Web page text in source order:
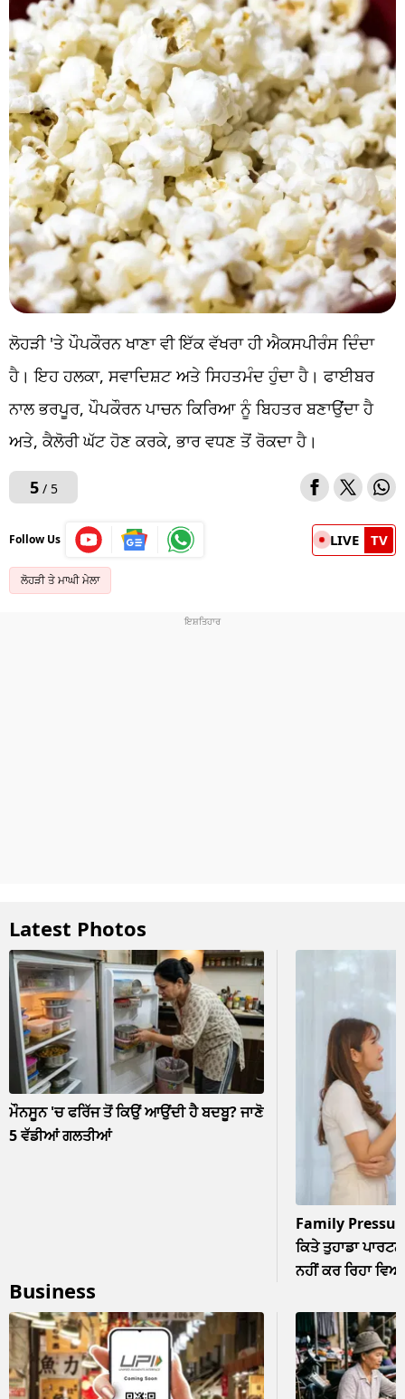
ਲੋਹੜੀ 'ਤੇ ਪੌਪਕੌਰਨ ਖਾਣਾ ਵੀ ਇੱਕ ਵੱਖਰਾ ਹੀ ਐਕਸਪੀਰੰਸ ਦਿੰਦਾ
ਹੈ। ਇਹ ਹਲਕਾ, ਸਵਾਦਿਸ਼ਟ ਅਤੇ ਸਿਹਤਮੰਦ ਹੁੰਦਾ ਹੈ। ਫਾਈਬਰ
ਨਾਲ ਭਰਪੂਰ, ਪੌਪਕੌਰਨ ਪਾਚਨ ਕਿਰਿਆ ਨੂੰ ਬਿਹਤਰ ਬਣਾਉਂਦਾ ਹੈ
ਅਤੇ, ਕੈਲੋਰੀ ਘੱਟ ਹੋਣ ਕਰਕੇ, ਭਾਰ ਵਧਣ ਤੋਂ ਰੋਕਦਾ ਹੈ।
5/ 5
Follow Us LIVE TV
ਲੋਹੜੀ ਤੇ ਮਾਘੀ ਮੇਲਾ
Latest Photos
ਮੌਨਸੂਨ 'ਚ ਫਰਿੱਜ ਤੋਂ ਕਿਉਂ ਆਉਂਦੀ ਹੈ ਬਦਬੂ? ਜਾਣੋ
5 ਵੱਡੀਆਂ ਗਲਤੀਆਂ
Family
ਕਿਤੇ ਤੁਹਾਡਾ
ਨਹੀਂ ਕਰ ਰਿਹਾ
Business